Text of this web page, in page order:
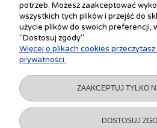
Napisz lub
+48 85 733 77
WYCEŃ NIETYPOWY
potrzeb. Możesz zaakceptować
wszystkich tych plików i przejść do
użycie plików do swoich preferencji,
"Dostosuj zgody".
Więcej o plikach cookies
prywatności.
ZAAKCEPTUJ TYLKO
DOSTOSUJ